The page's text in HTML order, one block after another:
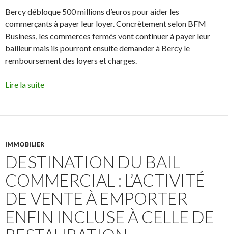
Bercy débloque 500 millions d’euros pour aider les
commerçants à payer leur loyer. Concrètement selon BFM
Business, les commerces fermés vont continuer à payer leur
bailleur mais ils pourront ensuite demander à Bercy le
remboursement des loyers et charges.
Lire la suite
IMMOBILIER
DESTINATION DU BAIL
COMMERCIAL : L’ACTIVITÉ
DE VENTE À EMPORTER
ENFIN INCLUSE À CELLE DE